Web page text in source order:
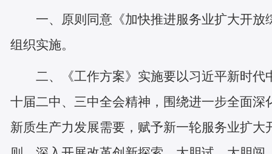
一、原则同意《加快推进服务业扩大开
组织实施。
二、《工作方案》实施要以习近平新时
十届二中、三中全会精神，围绕进一步全面
新质生产力发展需要，赋予新一轮服务业扩